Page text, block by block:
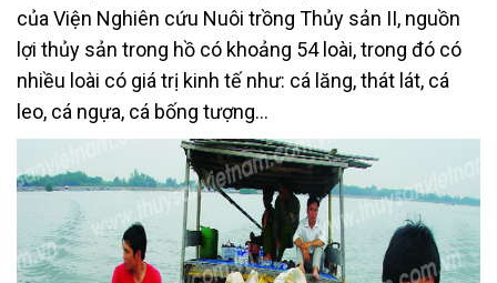
của Viện Nghiên cứu Nuôi trồng Thủy sản II, nguồn
lợi thủy sản trong hồ có khoảng 54 loài, trong đó có
nhiều loài có giá trị kinh tế như: cá lăng, thát lát, cá
leo, cá ngựa, cá bống tượng…